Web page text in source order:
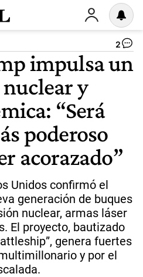
2
impulsa un
y
“Será
poderoso
acorazado”
Unidos confirmó el
generación de buques
nuclear, armas láser
El proyecto, bautizado
genera fuertes
y por el